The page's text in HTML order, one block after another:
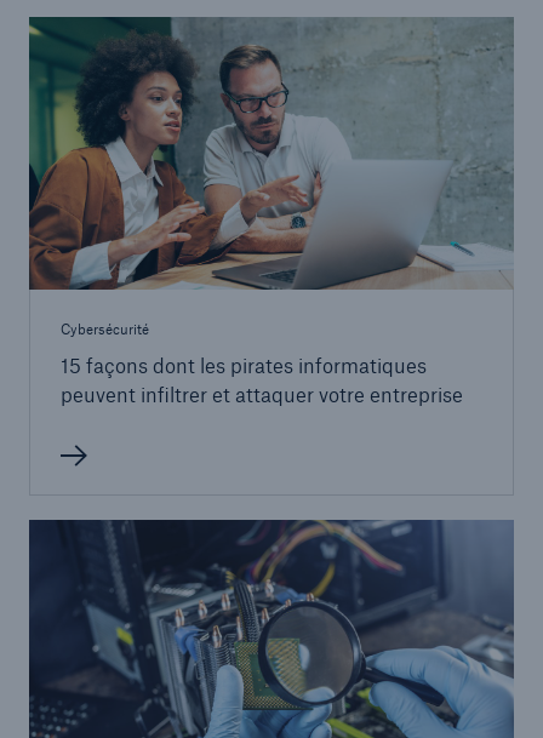
Cybersécurité
15 façons dont les pirates informatiques
peuvent infiltrer et attaquer votre entreprise